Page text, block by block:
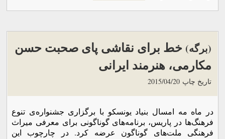
(برگه) خط برای نقاشی پای صحبت حسن
مکارمی، هنرمند ایرانی
تاریخ چاپ 2015/04/20
در ماه مه امسال بنیاد یونسکو با برگزاری جشنواره‌ی تنوع
فرهنگ‌ها در پاریس، برنامه‌های گوناگونی برای معرفی میراث
فرهنگی ملت‌های گوناگون عرضه کرد. در چارچوب این